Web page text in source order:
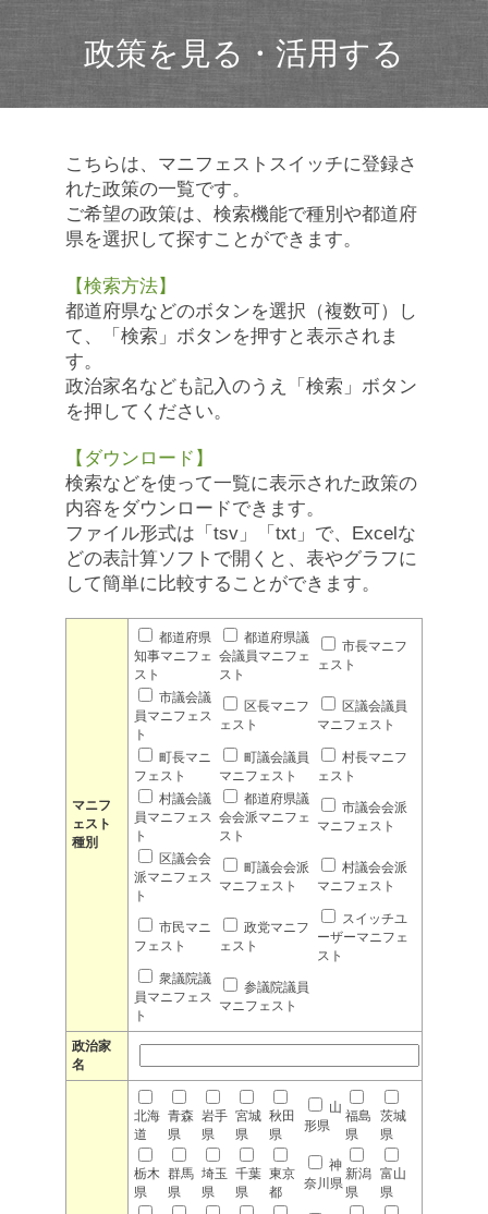
政策を見る・活用する
こちらは、マニフェストスイッチに登録さ
れた政策の一覧です。
ご希望の政策は、検索機能で種別や都道府
県を選択して探すことができます。
【検索方法】
都道府県などのボタンを選択（複数可）し
て、「検索」ボタンを押すと表示されま
す。
政治家名なども記入のうえ「検索」ボタン
を押してください。
【ダウンロード】
検索などを使って一覧に表示された政策の
内容をダウンロードできます。
ファイル形式は「tsv」「txt」で、Excelな
どの表計算ソフトで開くと、表やグラフに
して簡単に比較することができます。
マニフ
ェスト
種別
都道府県
知事マニフェ
スト
都道府県議
会議員マニフェ
スト
市長マニフ
ェスト
市議会議
員マニフェス
ト
区長マニフ
ェスト
区議会議員
マニフェスト
町長マニ
フェスト
町議会議員
マニフェスト
村長マニフ
ェスト
村議会議
員マニフェス
ト
都道府県議
会会派マニフェ
スト
市議会会派
マニフェスト
区議会会
派マニフェス
ト
町議会会派
マニフェスト
村議会会派
マニフェスト
市民マニ
フェスト
政党マニフ
ェスト
スイッチユ
ーザーマニフェ
スト
衆議院議
員マニフェス
ト
参議院議員
マニフェスト
政治家
名
北海
道
青森
県
岩手
県
宮城
県
秋田
県
山
形県
福島
県
茨城
県
栃木
県
群馬
県
埼玉
県
千葉
県
東京
都
神
奈川県
新潟
県
富山
県